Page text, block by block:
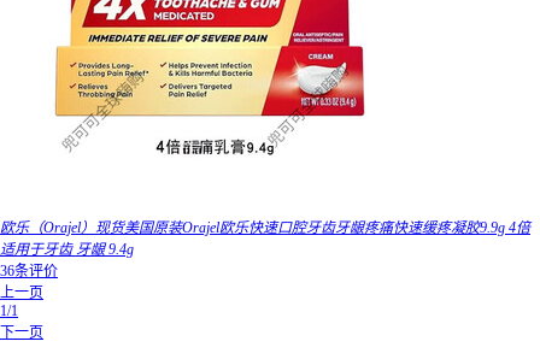
欧乐（Orajel）现货美国原装Orajel欧乐快速口腔牙齿牙龈疼痛快速缓疼凝胶9.9g 4倍
适用于牙齿 牙龈 9.4g
36条评价
上一页
1/1
下一页